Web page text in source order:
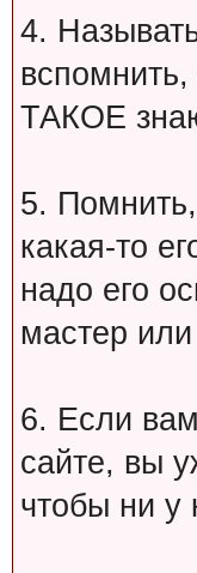
4.
ТАКОЕ
5.
какая-то
надо его
мастер
6. Если
сайте, вы
чтобы ни у